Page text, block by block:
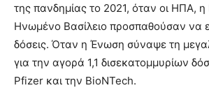
της πανδημίας το 2021, όταν οι ΗΠΑ, η
Ηνωμένο Βασίλειο προσπαθούσαν να
δόσεις. Όταν η Ένωση σύναψε τη
για την αγορά 1,1 δισεκατομμυρίων
Pfizer και την BioNTech.